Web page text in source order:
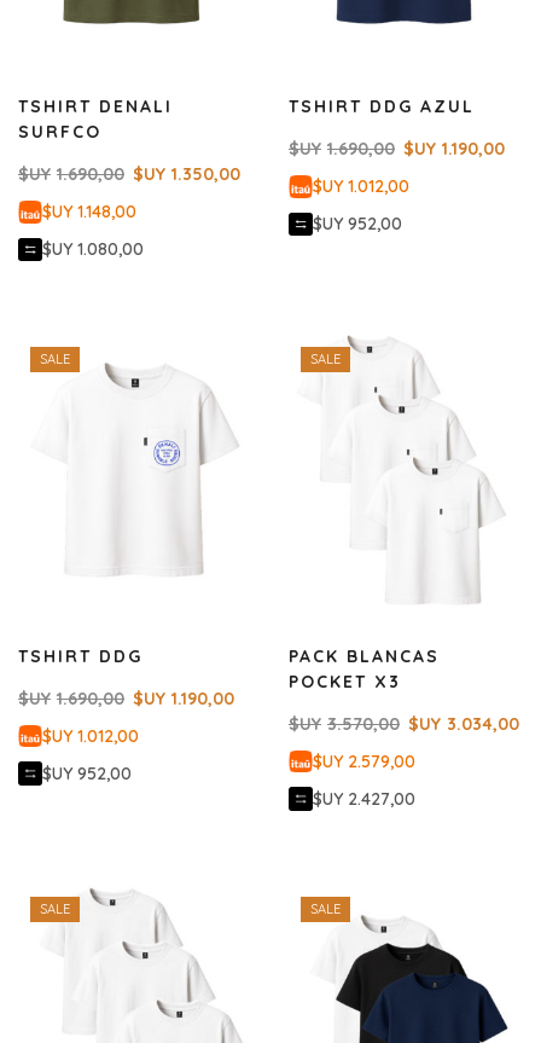
TSHIRT DENALI
SURFCO
$UY 1.690,00 $UY 1.350,00
$UY 1.148,00
$UY 1.080,00
TSHIRT DDG AZUL
$UY 1.690,00 $UY 1.190,00
$UY 1.012,00
$UY 952,00
SALE
TSHIRT DDG
$UY 1.690,00 $UY 1.190,00
$UY 1.012,00
$UY 952,00
SALE
PACK BLANCAS
POCKET X3
$UY 3.570,00 $UY 3.034,00
$UY 2.579,00
$UY 2.427,00
SALE SALE